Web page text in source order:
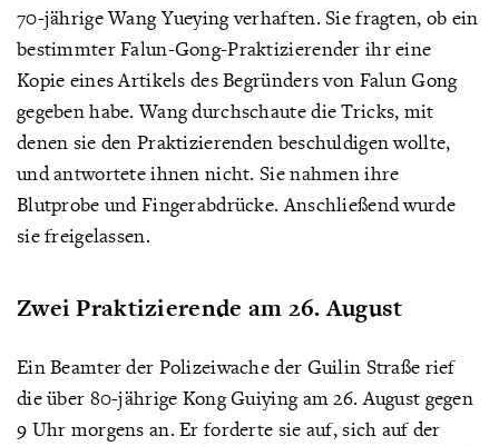
70-jährige Wang Yueying verhaften. Sie fragten, ob ein
bestimmter Falun-Gong-Praktizierender ihr eine
Kopie eines Artikels des Begründers von Falun Gong
gegeben habe. Wang durchschaute die Tricks, mit
denen sie den Praktizierenden beschuldigen wollte,
und antwortete ihnen nicht. Sie nahmen ihre
Blutprobe und Fingerabdrücke. Anschließend wurde
sie freigelassen.
Zwei Praktizierende am 26. August
Ein Beamter der Polizeiwache der Guilin Straße rief
die über 80-jährige Kong Guiying am 26. August gegen
9 Uhr morgens an. Er forderte sie auf, sich auf der